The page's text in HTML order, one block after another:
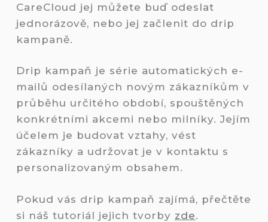
CareCloud jej můžete buď odeslat
jednorázově, nebo jej začlenit do drip
kampaně.
Drip kampaň je série automatických e-
mailů odesílaných novým zákazníkům v
průběhu určitého období, spouštěných
konkrétními akcemi nebo milníky. Jejím
účelem je budovat vztahy, vést
zákazníky a udržovat je v kontaktu s
personalizovaným obsahem.
Pokud vás drip kampaň zajímá, přečtěte
si náš tutoriál jejich tvorby zde.